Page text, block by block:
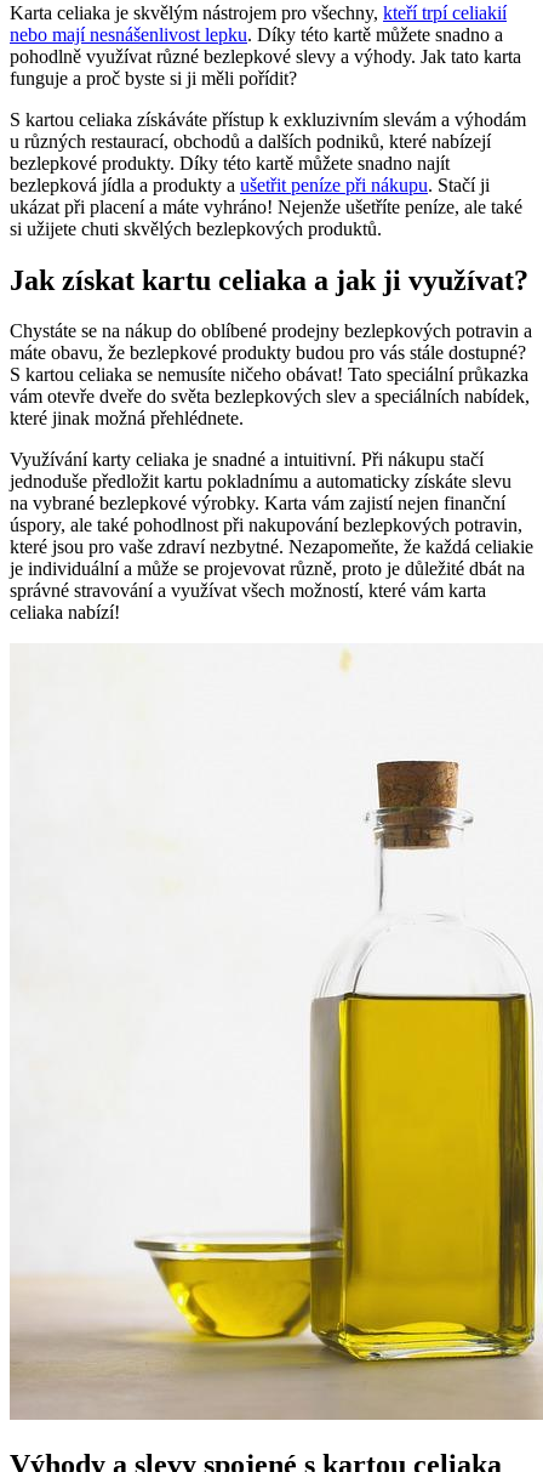
Karta celiaka je skvělým nástrojem pro všechny, kteří trpí celiakií
nebo mají nesnášenlivost lepku. Díky této kartě můžete snadno a
pohodlně využívat různé bezlepkové slevy a výhody. Jak tato karta
funguje a proč byste si ji měli pořídit?
S kartou celiaka získáváte přístup k exkluzivním slevám a výhodám
u různých restaurací, obchodů a dalších podniků, které nabízejí
bezlepkové produkty. Díky této kartě můžete snadno najít
bezlepková jídla a produkty a ušetřit peníze při nákupu. Stačí ji
ukázat při placení a máte vyhráno! Nejenže ušetříte peníze, ale také
si užijete chuti skvělých bezlepkových produktů.
Jak získat kartu celiaka a jak ji využívat?
Chystáte se na nákup do oblíbené prodejny bezlepkových potravin a
máte obavu, že bezlepkové produkty budou pro vás stále dostupné?
S kartou celiaka se nemusíte ničeho obávat! Tato speciální průkazka
vám otevře dveře do světa bezlepkových slev a speciálních nabídek,
které jinak možná přehlédnete.
Využívání karty celiaka je snadné a intuitivní. Při nákupu stačí
jednoduše předložit kartu pokladnímu a automaticky získáte slevu
na vybrané bezlepkové výrobky. Karta vám zajistí nejen finanční
úspory, ale také pohodlnost při nakupování bezlepkových potravin,
které jsou pro vaše zdraví nezbytné. Nezapomeňte, že každá celiakie
je individuální a může se projevovat různě, proto je důležité dbát na
správné stravování a využívat všech možností, které vám karta
celiaka nabízí!
Výhody a slevy spojené s kartou celiaka